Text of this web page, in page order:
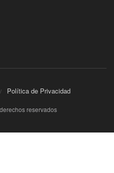
Política de Privacidad
reservados